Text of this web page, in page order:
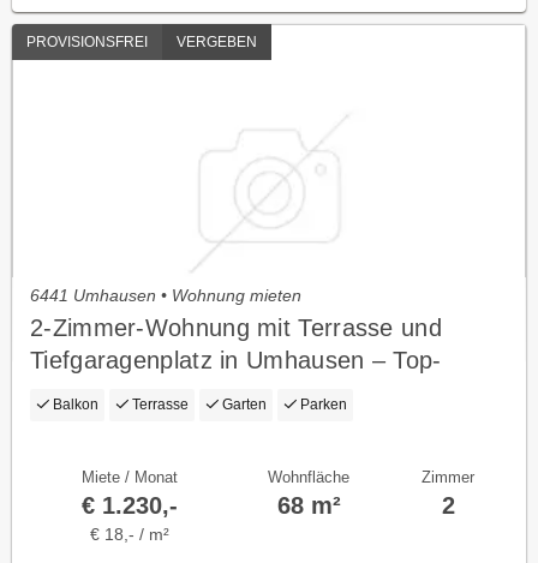
PROVISIONSFREI VERGEBEN
6441 Umhausen • Wohnung mieten
2-Zimmer-Wohnung mit Terrasse und
Tiefgaragenplatz in Umhausen – Top-
Zustand!
Balkon Terrasse Garten Parken
Miete / Monat
€ 1.230,-
€ 18,- / m²
Wohnfläche
68 m²
Zimmer
2